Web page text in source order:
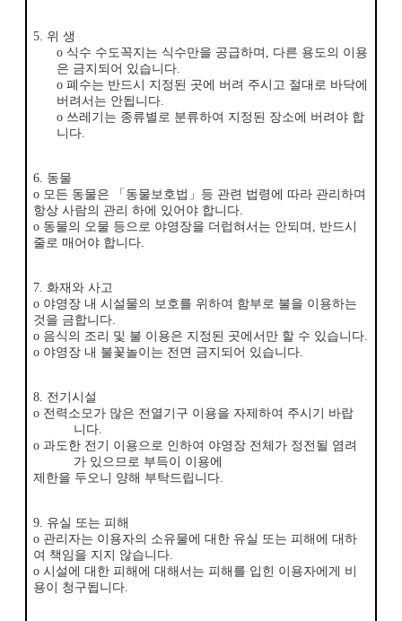
5. 위 생
ο 식수 수도꼭지는 식수만을 공급하며 , 다른 용도의 이용
은 금지되어 있습니다.
ο폐수는 반드시 지정된 곳에 버려 주시고 절대로 바닥에
버려서는 안됩니다.
ο 쓰레기는 종류별로 분류하여 지정된 장소에 버려야 합
니다.
6. 동물
ο 모든 동물은 「 동물보호법 」 등 관련 법령에 따라 관리하며
항상 사람의 관리 하에 있어야 합니다.
ο 동물의 오물 등으로 야영장을 더럽혀서는 안되며 , 반드시
줄로 매어야 합니다.
7. 화재와 사고
ο 야영장 내 시설물의 보호를 위하여 함부로 불을 이용하는
것을 금합니다.
ο 음식의 조리 및 불 이용은 지정된 곳에서만 할 수 있습니다.
ο 야영장 내 불꽃놀이는 전면 금지되어 있습니다.
8. 전기시설
ο 전력소모가 많은 전열기구 이용을 자제하여 주시기 바랍
니다.
ο 과도한 전기 이용으로 인하여 야영장 전체가 정전될 염려
가 있으므로 부득이 이용에
제한을 두오니 양해 부탁드립니다.
9. 유실 또는 피해
ο 관리자는 이용자의 소유물에 대한 유실 또는 피해에 대하
여 책임을 지지 않습니다.
ο 시설에 대한 피해에 대해서는 피해를 입힌 이용자에게 비
용이 청구됩니다.